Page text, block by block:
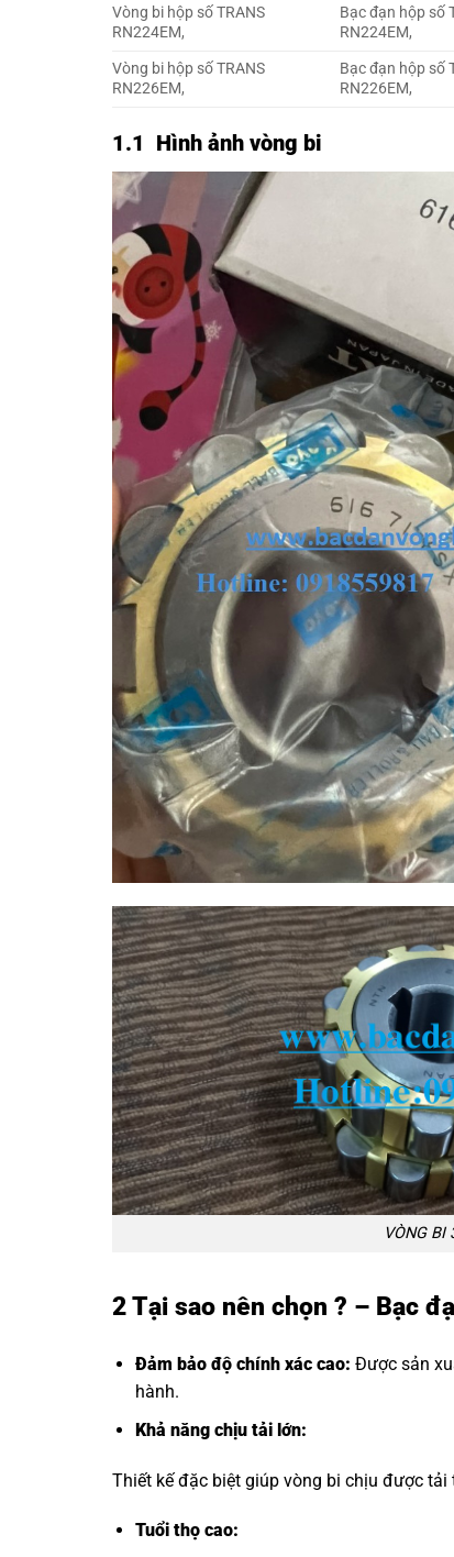
Vòng bi hộp số TRANS
RN224EM,
Bạc đạn hộp số
RN224EM,
Vòng bi hộp số TRANS
RN226EM,
Bạc đạn hộp số
RN226EM,
1.1 Hình ảnh vòng bi
VÒNG BI
2 Tại sao nên chọn ? – Bạc
Đảm bảo độ chính xác cao: Được sản
hành.
Khả năng chịu tải lớn:
Thiết kế đặc biệt giúp vòng bi chịu được
Tuổi thọ cao: